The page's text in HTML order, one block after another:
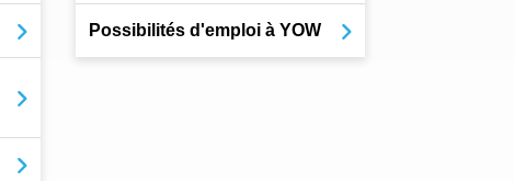
Possibilités d'emploi à YOW